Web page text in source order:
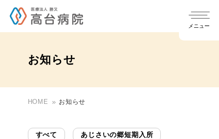
chevron_right 当院について
chevron_right 入院について
メニュー
お知らせ
HOME お知らせ
すべて あじさいの郷短期入所